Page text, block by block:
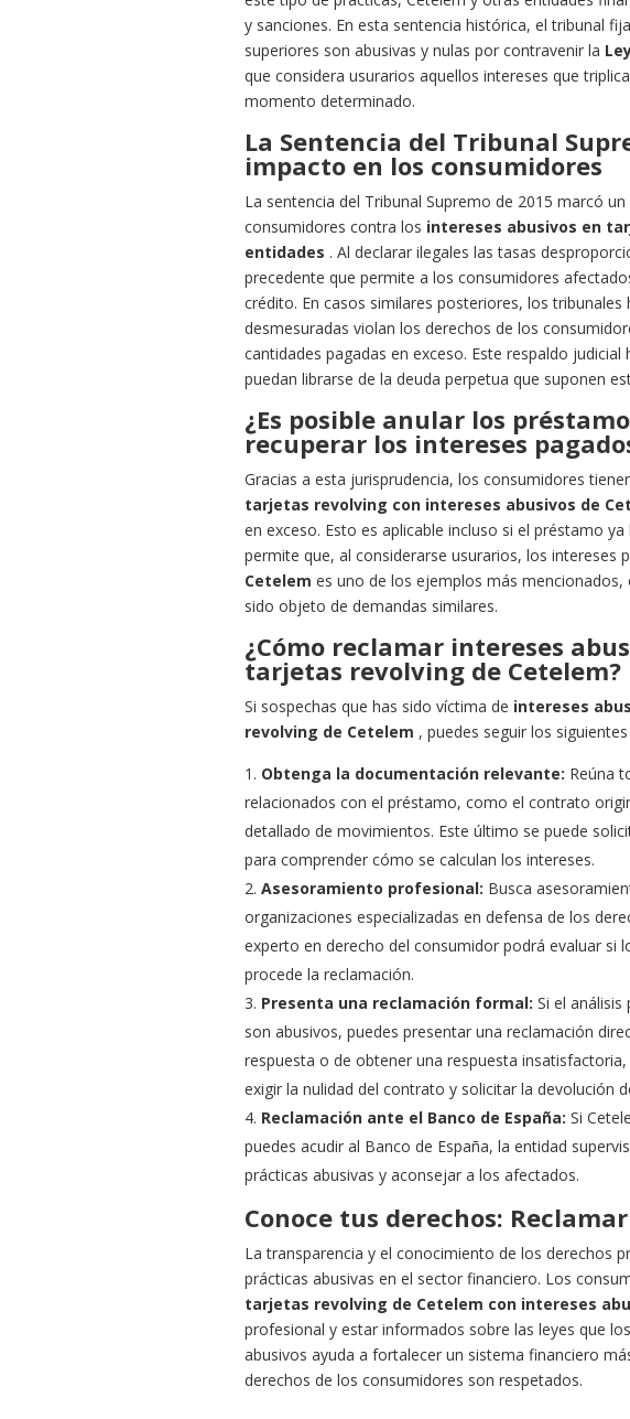
y sanciones. En esta sentencia histórica, el tribunal
superiores son abusivas y nulas por contravenir la
que considera usurarios aquellos intereses que
momento determinado.
La Sentencia del Tribunal
impacto en los consumidores
La sentencia del Tribunal Supremo de 2015 marcó
consumidores contra los intereses abusivos en
entidades . Al declarar ilegales las tasas
precedente que permite a los consumidores
crédito. En casos similares posteriores, los
desmesuradas violan los derechos de los
cantidades pagadas en exceso. Este respaldo
puedan librarse de la deuda perpetua que suponen
¿Es posible anular los
recuperar los intereses
Gracias a esta jurisprudencia, los consumidores
tarjetas revolving con intereses abusivos de
en exceso. Esto es aplicable incluso si el préstamo
permite que, al considerarse usurarios, los intereses
Cetelem es uno de los ejemplos más
sido objeto de demandas similares.
¿Cómo reclamar intereses
tarjetas revolving de Cetelem?
Si sospechas que has sido víctima de intereses
revolving de Cetelem , puedes seguir los
Obtenga la documentación relevante: Reúna
relacionados con el préstamo, como el contrato
detallado de movimientos. Este último se puede
para comprender cómo se calculan los intereses.
Asesoramiento profesional: Busca
organizaciones especializadas en defensa de los
experto en derecho del consumidor podrá evaluar si
procede la reclamación.
Presenta una reclamación formal: Si el
son abusivos, puedes presentar una reclamación
respuesta o de obtener una respuesta
exigir la nulidad del contrato y solicitar la devolución
Reclamación ante el Banco de España: Si
puedes acudir al Banco de España, la entidad
prácticas abusivas y aconsejar a los afectados.
Conoce tus derechos:
La transparencia y el conocimiento de los derechos
prácticas abusivas en el sector financiero. Los
tarjetas revolving de Cetelem con intereses
profesional y estar informados sobre las leyes que
abusivos ayuda a fortalecer un sistema financiero
derechos de los consumidores son respetados.